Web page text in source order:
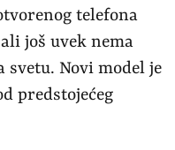
telefona
još uvek nema
svetu. Novi model je
predstojećeg